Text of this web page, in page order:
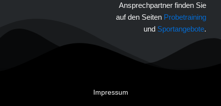
Ansprechpartner finden Sie
auf den Seiten Probetraining
und Sportangebote.
Impressum